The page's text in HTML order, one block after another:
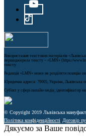
Використання текстових матеріалів
першоджерела тексту – «LMN» (https://
тексту.
Редакція «LMN» може не розділяти позицію
Юридична адреса: 79005, Україна, Львівська
Cуб'єкт у сфері онлайн-медіа; ідентифікатор
© Copyright 2019 Львівська
Політика конфіденційності Договір
Дякуємо за Ваше